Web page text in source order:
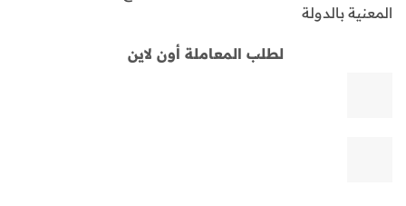
المعنية بالدولة
لطلب المعاملة أون لاين